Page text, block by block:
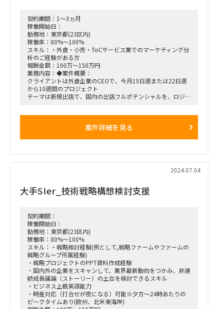
契約期間：1～3ヵ月
稼働開始日：
勤務地：東京都(23区内)
稼働率：80%～100%
スキル：・外食・小売・ToCサービス業でのマーケティング分
析のご経験がある方
報酬金額：100万～150万円
業務内容：◆案件概要：
クライアントは外食企業のCEOで、今月15日週または22日週
から10週間のプロジェクト
テーマは新規出店で、国内の出店フルポテンシャルを、ロジカ
ユーザーの来店オケージョン（例：学校帰りの友達とのワイワ
さらに、商圏内のオケージョン総量のうち、どれだけを当該ブ
既存店舗とのカニバリを除外したうえでの純増分を特定する。
ジャーがアナリスト2名に指示・レビューする構成で、
うち1名は内部、もう1人を外部から確保したいと考えており
ます。
◆想定される業務：顧客・競合の調査や、消費者サーベイの分
析をするという一般的なもの
◆期間： 7/22からの10週間の実稼働（お盆1週は非稼働）
◆稼働率／工数：100%
◆勤務形態： リモート＋元請け東京オフィスの勤務
◆契約形態：準委任
◆商流：エンド→元請（大手ファーム）→ブティックファーム
→ランサーズ
◆面談回数：2回（①ブティック ②大手ファーム）
案件詳細を見る
2024.07.04
大手SIer_技術戦略構想検討支援
契約期間：
稼働開始日：
勤務地：東京都(23区内)
稼働率：80%～100%
スキル：・戦略検討経験(例として,戦略ファームやファームの
戦略グループ所属経験)
・戦略プロジェクトのPPT資料作成経験
・国内外の企業をスキャンして、業界最新動向をつかみ、非連
続成長議論（ストーリー）の土台を検討できるスキル
・ビジネス上級英語能力
・時差対応（打合せが夜になる）可能※夕方～24時あたりの
ピークタイムあり(欧州、北米東海岸)